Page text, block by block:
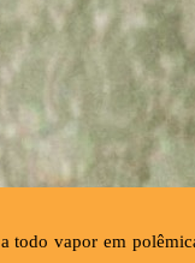
todo vapor em